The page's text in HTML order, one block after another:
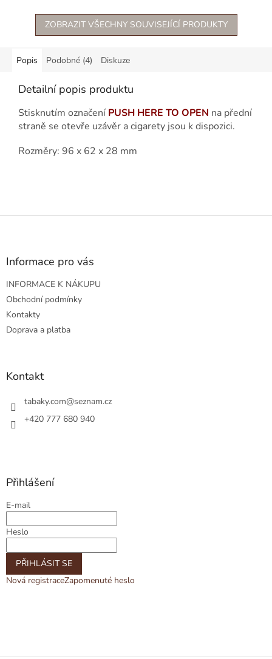
ZOBRAZIT VŠECHNY SOUVISEJÍCÍ PRODUKTY
Popis Podobné (4) Diskuze
Detailní popis produktu
Stisknutím označení PUSH HERE TO OPEN na přední
straně se otevře uzávěr a cigarety jsou k dispozici.
Rozměry: 96 x 62 x 28 mm
Z
Informace pro vás
INFORMACE K NÁKUPU
Obchodní podmínky
Kontakty
Doprava a platba
Kontakt
tabaky.com@seznam.cz
+420 777 680 940
Přihlášení
E-mail
Heslo
PŘIHLÁSIT SE
Nová registraceZapomenuté heslo